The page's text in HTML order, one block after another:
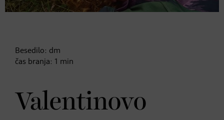
Besedilo: dm
čas branja: 1 min
Valentinovo